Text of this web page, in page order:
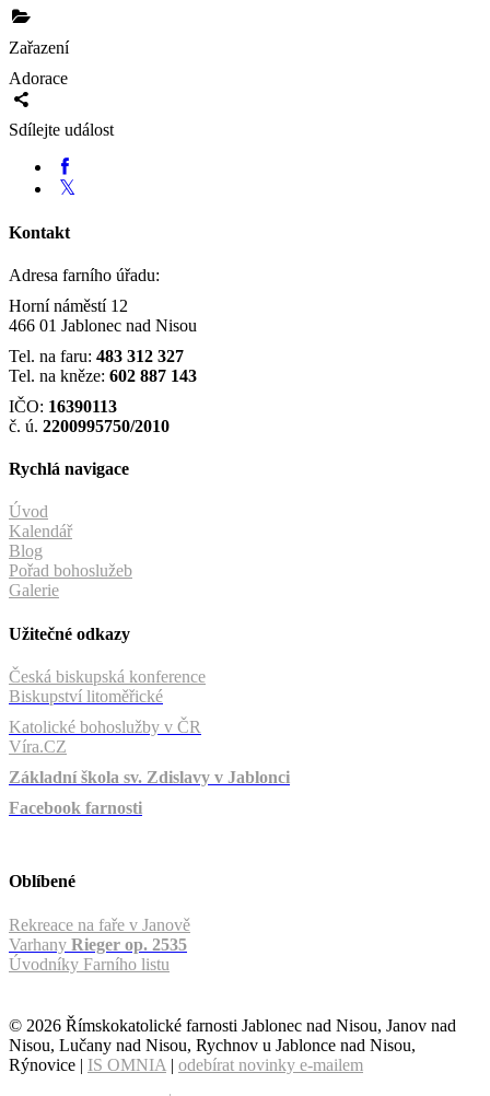
Zařazení
Adorace
Sdílejte událost
Kontakt
Adresa farního úřadu:
Horní náměstí 12
466 01 Jablonec nad Nisou
Tel. na faru: 483 312 327
Tel. na kněze: 602 887 143
IČO: 16390113
č. ú. 2200995750/2010
Rychlá navigace
Úvod
Kalendář
Blog
Pořad bohoslužeb
Galerie
Užitečné odkazy
Česká biskupská konference
Biskupství litoměřické
Katolické bohoslužby v ČR
Víra.CZ
Základní škola sv. Zdislavy v Jablonci
Facebook farnosti
Oblíbené
Rekreace na faře v Janově
Varhany Rieger op. 2535
Úvodníky Farního listu
© 2026 Římskokatolické farnosti Jablonec nad Nisou, Janov nad
Nisou, Lučany nad Nisou, Rychnov u Jablonce nad Nisou,
Rýnovice | IS OMNIA | odebírat novinky e-mailem